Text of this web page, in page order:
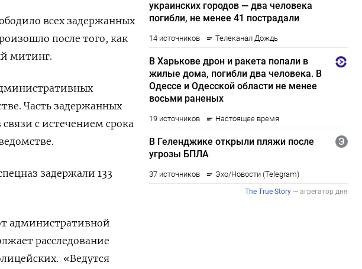
всех задержанных
после того, как
митинг.
Часть задержанных
с истечением срока
задержали 133
административной
расследование
«Ведутся